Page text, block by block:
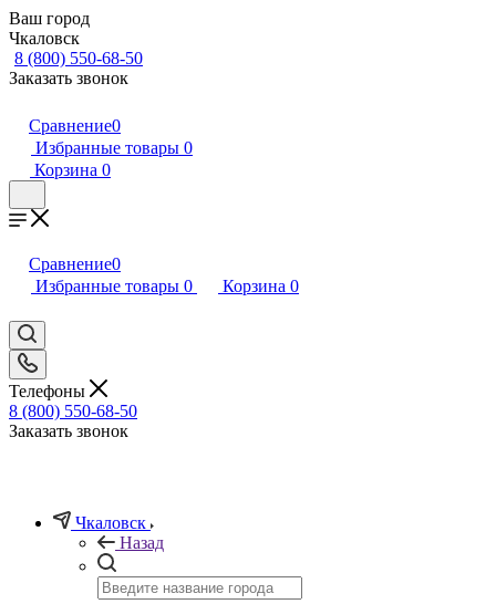
Ваш город
Чкаловск
8 (800) 550-68-50
Заказать звонок
Сравнение0
Избранные товары 0
Корзина 0
Сравнение0
Избранные товары 0 Корзина 0
Телефоны
8 (800) 550-68-50
Заказать звонок
Чкаловск
Назад